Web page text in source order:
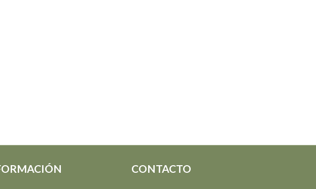
CONTACTO